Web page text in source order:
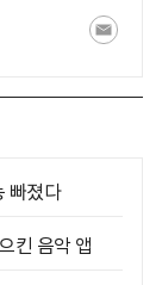
빠졌다
킨 음악 앱